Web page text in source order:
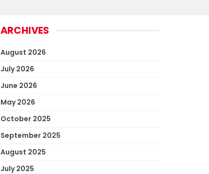
ARCHIVES
August 2026
July 2026
June 2026
May 2026
October 2025
September 2025
August 2025
July 2025